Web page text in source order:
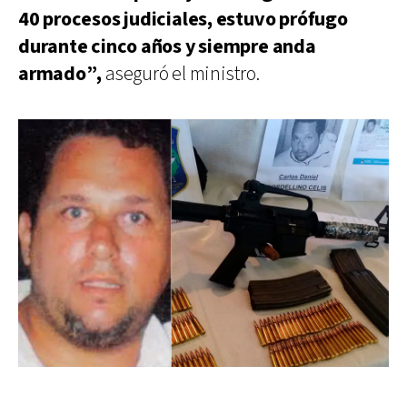
40 procesos judiciales, estuvo prófugo
durante cinco años y siempre anda
armado”,aseguró el ministro.